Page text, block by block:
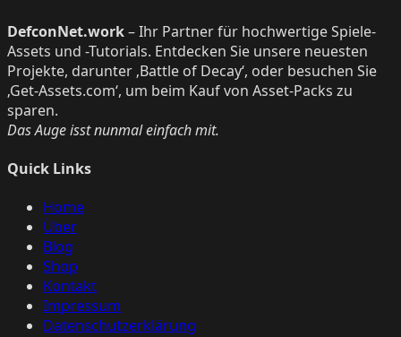
DefconNet.work– Ihr Partner für hochwertige Spiele-
Assets und -Tutorials. Entdecken Sie unsere neuesten
Projekte, darunter ‚Battle of Decay‘, oder besuchen Sie
‚Get-Assets.com‘, um beim Kauf von Asset-Packs zu
sparen.
Das Auge isst nunmal einfach mit.
Quick Links
Home
Über
Blog
Shop
Kontakt
Impressum
Datenschutzerklärung